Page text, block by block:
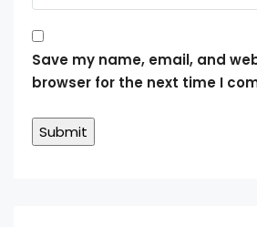
Save my name, email, and
browser for the next time I